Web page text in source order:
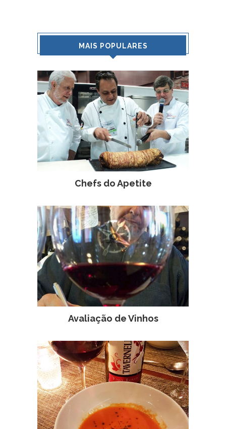
MAIS POPULARES
Chefs do Apetite
Avaliação de Vinhos